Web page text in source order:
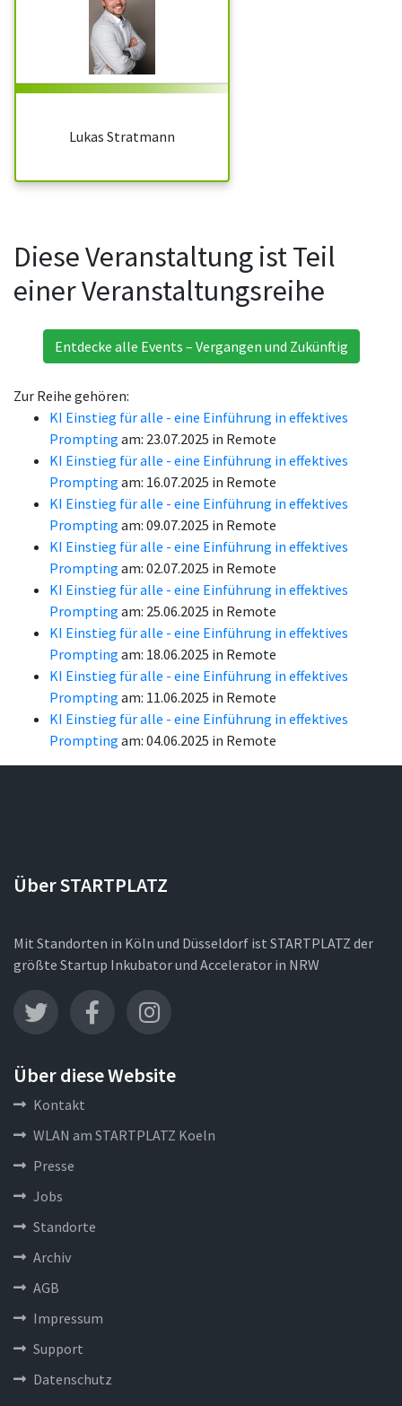
Lukas Stratmann
Diese Veranstaltung ist Teil
einer Veranstaltungsreihe
Entdecke alle Events – Vergangen und Zukünftig
Zur Reihe gehören:
KI Einstieg für alle - eine Einführung in effektives
Prompting am: 23.07.2025 in Remote
KI Einstieg für alle - eine Einführung in effektives
Prompting am: 16.07.2025 in Remote
KI Einstieg für alle - eine Einführung in effektives
Prompting am: 09.07.2025 in Remote
KI Einstieg für alle - eine Einführung in effektives
Prompting am: 02.07.2025 in Remote
KI Einstieg für alle - eine Einführung in effektives
Prompting am: 25.06.2025 in Remote
KI Einstieg für alle - eine Einführung in effektives
Prompting am: 18.06.2025 in Remote
KI Einstieg für alle - eine Einführung in effektives
Prompting am: 11.06.2025 in Remote
KI Einstieg für alle - eine Einführung in effektives
Prompting am: 04.06.2025 in Remote
Über STARTPLATZ
Mit Standorten in Köln und Düsseldorf ist STARTPLATZ der
größte Startup Inkubator und Accelerator in NRW
Über diese Website
Kontakt
WLAN am STARTPLATZ Koeln
Presse
Jobs
Standorte
Archiv
AGB
Impressum
Support
Datenschutz